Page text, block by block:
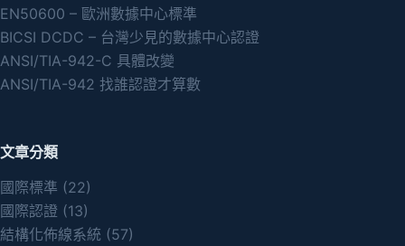
EN50600 – 歐洲數據中心標準
BICSI DCDC – 台灣少見的數據中心認證
ANSI/TIA-942-C 具體改變
ANSI/TIA-942 找誰認證才算數
文章分類
國際標準 (22)
國際認證 (13)
結構化佈線系統 (57)